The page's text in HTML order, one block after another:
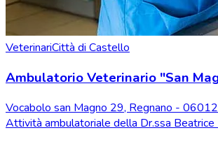
VeterinariCittà di Castello
Ambulatorio Veterinario "San
Vocabolo san Magno 29, Regnano -
Attività ambulatoriale della Dr.ssa Beatrice